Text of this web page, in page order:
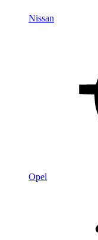
Nissan
Opel